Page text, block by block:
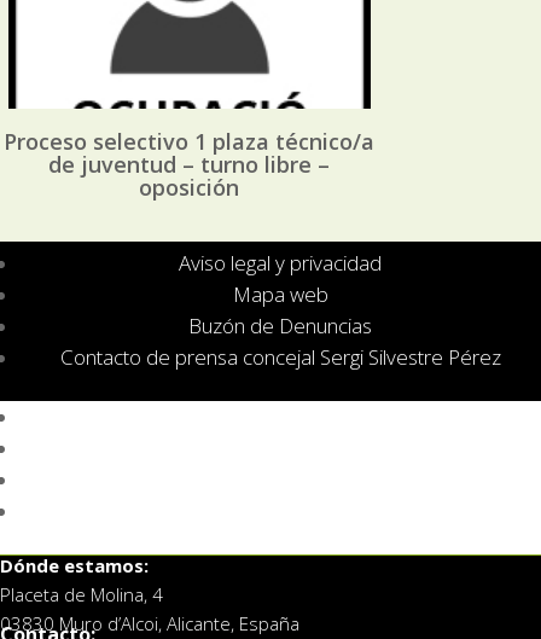
Proceso selectivo 1 plaza técnico/a
de juventud – turno libre –
oposición
Aviso legal y privacidad
Mapa web
Buzón de Denuncias
Contacto de prensa concejal Sergi Silvestre Pérez
Dónde estamos:
Placeta de Molina, 4
03830 Muro d’Alcoi, Alicante, España